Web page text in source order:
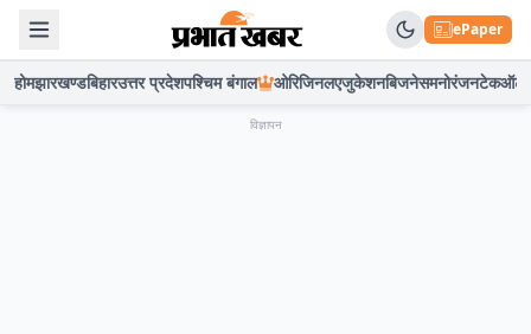
ePaper
होमझारखण्डबिहारउत्तर प्रदेशपश्चिम बंगाल ओरिजिनलएजुकेशनबिजनेसमनोरंजनटेकऑटो
विज्ञापन